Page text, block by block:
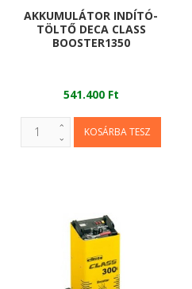
AKKUMULÁTOR INDÍTÓ-
TÖLTŐ DECA CLASS
BOOSTER1350
541.400 Ft